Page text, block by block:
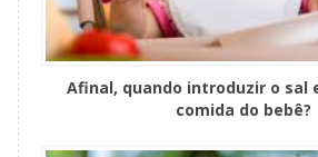
Afinal, quando introduzir o sal
comida do bebê?